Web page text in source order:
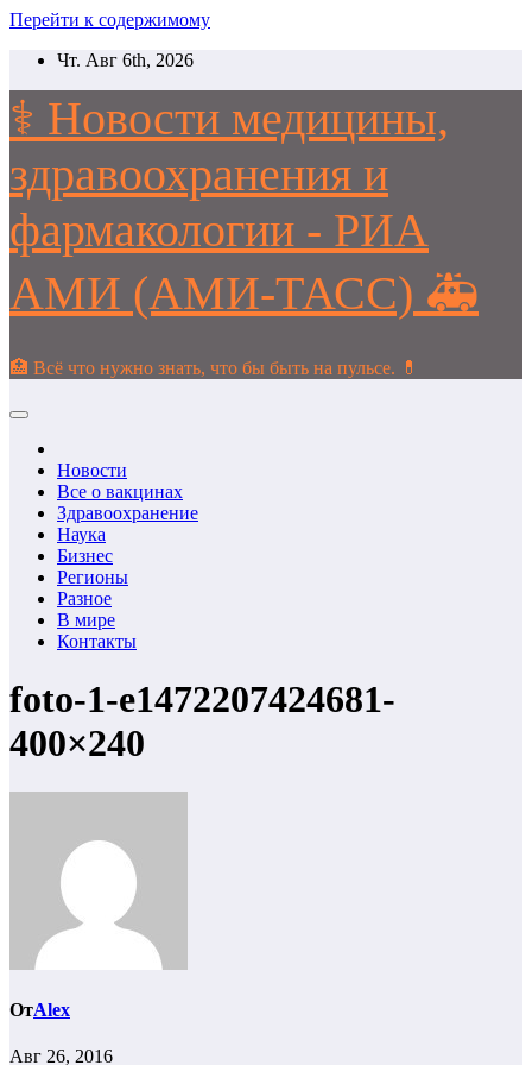
Перейти к содержимому
Чт. Авг 6th, 2026
⚕️ Новости медицины,
здравоохранения и
фармакологии - РИА
АМИ (АМИ-ТАСС) 🚑
🏥 Всё что нужно знать, что бы быть на пульсе. 💊
Новости
Все о вакцинах
Здравоохранение
Наука
Бизнес
Регионы
Разное
В мире
Контакты
foto-1-e1472207424681-
400×240
ОтAlex
Авг 26, 2016